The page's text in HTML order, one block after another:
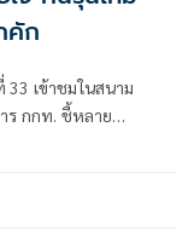
คัก
เข้าชมในสนาม
ร กกท. ชี้หลาย